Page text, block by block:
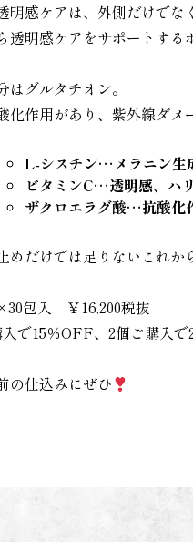
明感ケアは、外側だけでな
透明感ケアをサポートする
はグルタチオン。
化作用があり、紫外線ダ
L-シスチン…メラニン生
ビタミンC…透明感、ハ
ザクロエラグ酸…抗酸化
めだけでは足りないこれ
包入 ￥16,200税抜
で15％OFF、2個ご購入
の仕込みにぜひ